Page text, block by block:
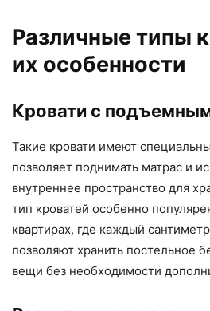
Различные типы
их особенности
Кровати с
Такие кровати имеют
позволяет поднимать матрас и
внутреннее пространство для
тип кроватей особенно
квартирах, где каждый
позволяют хранить постельное
вещи без необходимости